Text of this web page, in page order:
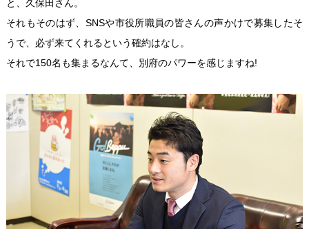
と、久保田さん。
それもそのはず、SNSや市役所職員の皆さんの声かけで募集したそ
うで、必ず来てくれるという確約はなし。
それで150名も集まるなんて、別府のパワーを感じますね!